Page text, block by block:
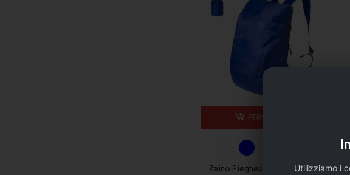
Sì, sono tra i gadget più utilizzati e apprezzati grazie alla loro utilità quotidiana
Sì, riceverai sempre una bozza grafica gratuita da approvare prima della stampa
Come posso conoscere il prezzo degli zaini personalizzati?
Il prezzo viene mostrato direttamente nella scheda prodotto selezionando la
Gli zaini classici personalizzati Publygraph sono una soluzione promozionale
PERSONALIZZA
Zaino Pieghevole da stampare -
Utilizziamo i